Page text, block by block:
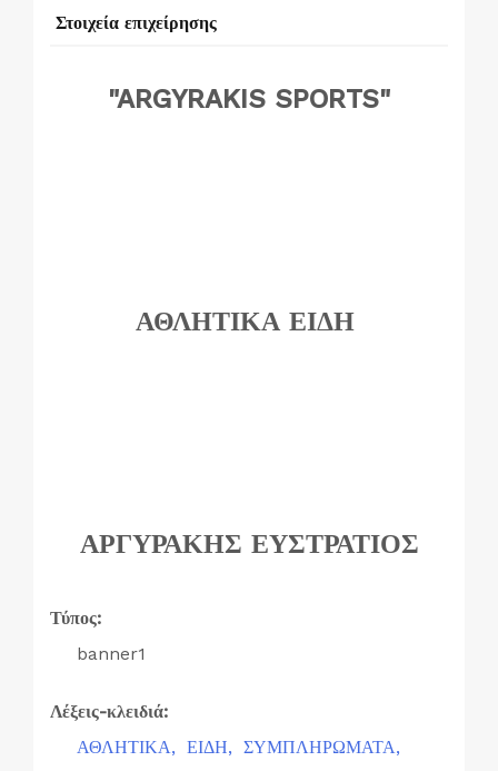
Στοιχεία επιχείρησης
"ARGYRAKIS SPORTS"
ΑΘΛΗΤΙΚΑ ΕΙΔΗ
ΑΡΓΥΡΑΚΗΣ ΕΥΣΤΡΑΤΙΟΣ
Τύπος:
banner1
Λέξεις-κλειδιά:
ΑΘΛΗΤΙΚΑ, ΕΙΔΗ, ΣΥΜΠΛΗΡΩΜΑΤΑ,